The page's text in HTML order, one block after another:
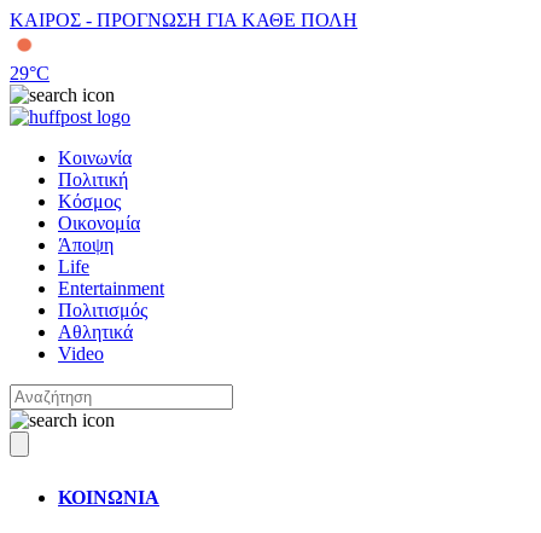
ΚΑΙΡΟΣ - ΠΡΟΓΝΩΣΗ ΓΙΑ ΚΑΘΕ ΠΟΛΗ
29°C
Κοινωνία
Πολιτική
Κόσμος
Οικονομία
Άποψη
Life
Entertainment
Πολιτισμός
Αθλητικά
Video
ΚΟΙΝΩΝΙΑ